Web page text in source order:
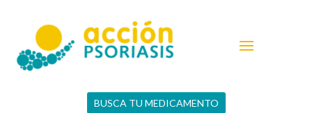
BUSCA TU MEDICAMENTO